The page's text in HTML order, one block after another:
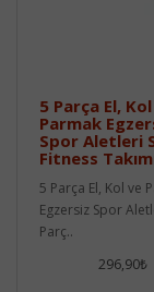
5 Parça El,
Parmak
Spor Aletleri
Fitness
5 Parça El, Kol ve
Egzersiz Spor
Parç..
296,90₺